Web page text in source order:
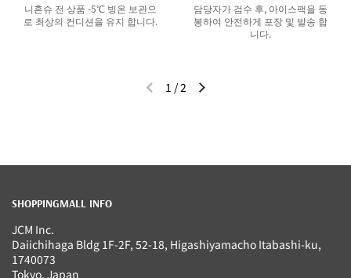
니혼슈 전 상품 -5℃ 빙온 보관으
로 최상의 컨디션을 유지 합니다.
담당자가 검수 후, 아이스팩을 동
봉하여 안전하게 포장 및 발송 합
니다.
이전 슬라이드다음 슬라이드
1 /2
SHOPPINGMALL INFO
JCM Inc.
Daiichihaga Bldg 1F-2F, 52-18, Higashiyamacho Itabashi-ku,
1740073
Tokyo, Japan